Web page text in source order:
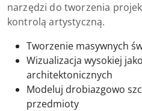
narzędzi do tworzenia
kontrolą artystyczną.
Tworzenie masywnych
Wizualizacja wysokiej
architektonicznych
Modeluj drobiazgowo
przedmioty